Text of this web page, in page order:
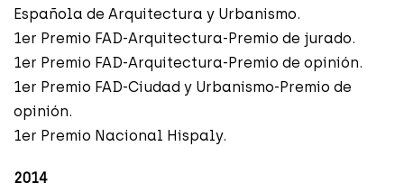
Española de Arquitectura y Urbanismo.
1er Premio FAD-Arquitectura-Premio de jurado.
1er Premio FAD-Arquitectura-Premio de opinión.
1er Premio FAD-Ciudad y Urbanismo-Premio de
opinión.
1er Premio Nacional Hispaly.
2014